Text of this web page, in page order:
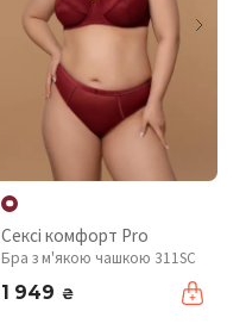
Сексі комфорт Pro
Бра з м'якою чашкою 311SC
1 949 ₴